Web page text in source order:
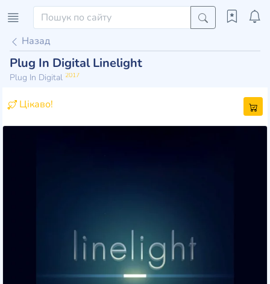
Назад
Plug In Digital Linelight
Plug In Digital 2017
Цікаво!